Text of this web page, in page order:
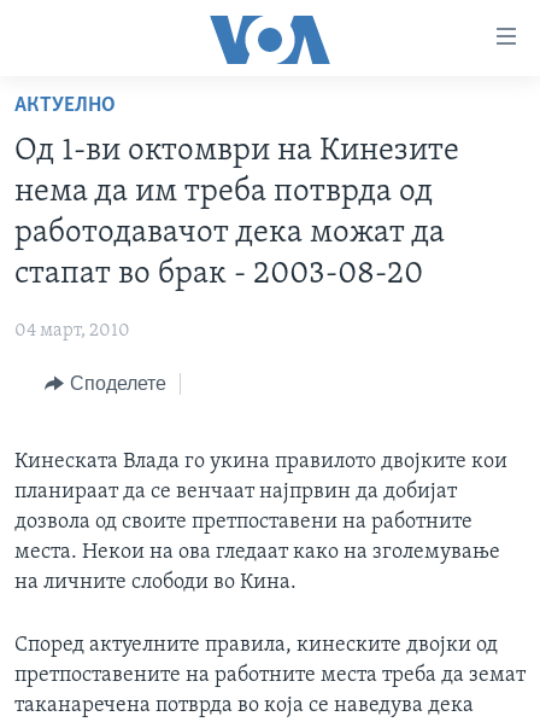
пристапност
Премини
на
главната
содржина
Премини
до
страната
навигација
РУБРИКИ
САД
ЕКОНОМИЈА
ПОЛИТИКА
УМЕТНОСТ И ЗАБАВА
ИНТЕРВЈУА
ФОТОГАЛЕРИИ
ДОКУМЕНТАРЦИ
NEWSFLASH - АРХИВА
ВЕСТИ ОД САД ВО МИНУТА - АРХИВА
ЗА НАС
Јазици
АКТУЕЛНО
Од 1-ви октомври на Кинезите
нема да им треба потврда од
работодавачот дека можат да
стапат во брак - 2003-08-20
04 март, 2010
Споделете
Кинеската Влада го укина правилото двојките кои
планираат да се венчаат најпрвин да добијат
дозвола од своите претпоставени на работните
места. Некои на ова гледаат како на зголемување
на личните слободи во Кина.
Според актуелните правила, кинеските двојки од
претпоставените на работните места треба да земат
таканаречена потврда во која се наведува дека